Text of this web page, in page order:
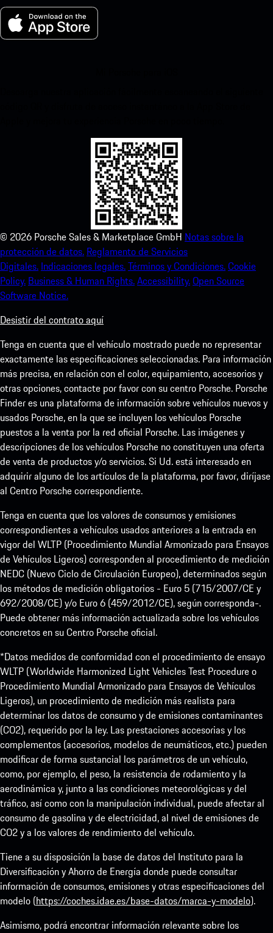
© 2026 Porsche Sales & Marketplace GmbH Notas sobre la
protección de datos. Reglamento de Servicios
Digitales. Indicaciones legales.Términos y Condiciones.Cookie
Policy. Business & Human Rights.Accessibility.Open Source
Software Notice.
Desistir del contrato aquí
Tenga en cuenta que el vehículo mostrado puede no representar
exactamente las especificaciones seleccionadas. Para información
más precisa, en relación con el color, equipamiento, accesorios y
otras opciones, contacte por favor con su centro Porsche. Porsche
Finder es una plataforma de información sobre vehículos nuevos y
usados Porsche, en la que se incluyen los vehículos Porsche
puestos a la venta por la red oficial Porsche. Las imágenes y
descripciones de los vehículos Porsche no constituyen una oferta
de venta de productos y/o servicios. Si Ud. está interesado en
adquirir alguno de los artículos de la plataforma, por favor, diríjase
al Centro Porsche correspondiente.
Tenga en cuenta que los valores de consumos y emisiones
correspondientes a vehículos usados anteriores a la entrada en
vigor del WLTP (Procedimiento Mundial Armonizado para Ensayos
de Vehículos Ligeros) corresponden al procedimiento de medición
NEDC (Nuevo Ciclo de Circulación Europeo), determinados según
los métodos de medición obligatorios - Euro 5 (715/2007/CE y
692/2008/CE) y/o Euro 6 (459/2012/CE), según corresponda-.
Puede obtener más información actualizada sobre los vehículos
concretos en su Centro Porsche oficial.
*Datos medidos de conformidad con el procedimiento de ensayo
WLTP (Worldwide Harmonized Light Vehicles Test Procedure o
Procedimiento Mundial Armonizado para Ensayos de Vehículos
Ligeros), un procedimiento de medición más realista para
determinar los datos de consumo y de emisiones contaminantes
(CO2), requerido por la ley. Las prestaciones accesorias y los
complementos (accesorios, modelos de neumáticos, etc.) pueden
modificar de forma sustancial los parámetros de un vehículo,
como, por ejemplo, el peso, la resistencia de rodamiento y la
aerodinámica y, junto a las condiciones meteorológicas y del
tráfico, así como con la manipulación individual, puede afectar al
consumo de gasolina y de electricidad, al nivel de emisiones de
CO2 y a los valores de rendimiento del vehículo.
Tiene a su disposición la base de datos del Instituto para la
Diversificación y Ahorro de Energía donde puede consultar
información de consumos, emisiones y otras especificaciones del
modelo (https://coches.idae.es/base-datos/marca-y-modelo).
Asimismo, podrá encontrar información relevante sobre los